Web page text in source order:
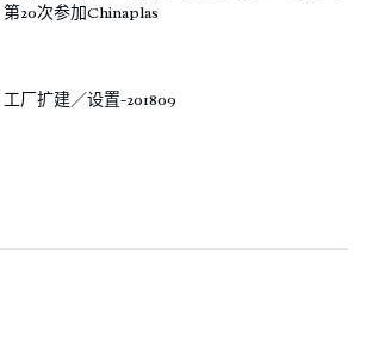
第20次参加Chinaplas
工厂扩建／设置-201809